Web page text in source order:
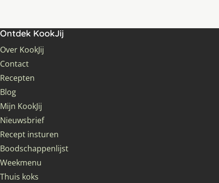
Ontdek KookJij
Over KookJij
Contact
Recepten
Blog
Mijn KookJij
Nieuwsbrief
Recept insturen
Boodschappenlijst
Weekmenu
Thuis koks